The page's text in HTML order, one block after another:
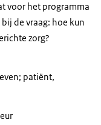
voor het programma
de vraag: hoe kun
zorg?
patiënt,